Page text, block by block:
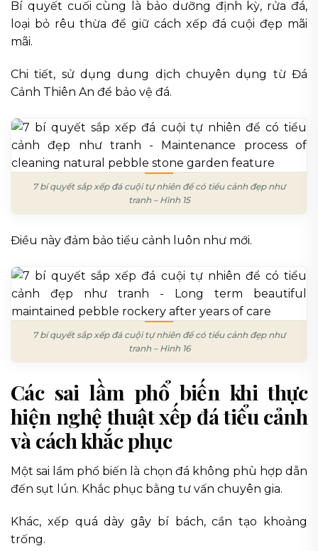
Bí quyết cuối cùng là bảo dưỡng định kỳ, rửa đá,
loại bỏ rêu thừa để giữ cách xếp đá cuội đẹp mãi
mãi.
Chi tiết, sử dụng dung dịch chuyên dụng từ Đá
Cảnh Thiên An để bảo vệ đá.
7 bí quyết sắp xếp đá cuội tự nhiên để có tiểu cảnh đẹp như
tranh – Hình 15
Điều này đảm bảo tiểu cảnh luôn như mới.
7 bí quyết sắp xếp đá cuội tự nhiên để có tiểu cảnh đẹp như
tranh – Hình 16
Các sai lầm phổ biến khi thực
hiện nghệ thuật xếp đá tiểu cảnh
và cách khắc phục
Một sai lầm phổ biến là chọn đá không phù hợp dẫn
đến sụt lún. Khắc phục bằng tư vấn chuyên gia.
Khác, xếp quá dày gây bí bách, cần tạo khoảng
trống.